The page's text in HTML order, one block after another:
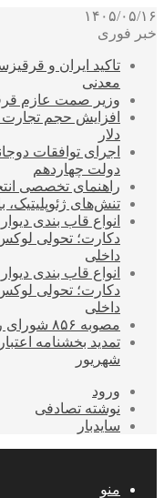
۱۴۰۵/۰۵/۱۶
خبر فوری
تاکید ایران و
معدنی
وزیر صمت عازم
دلار
اجرای توافقات
دولت چهاردهم
راهنمای تخصصی
تنش‌های ژئوپلیتیک،
انواع قاب بندی
دکارت؛ تحولی
داخلی
انواع قاب بندی
دکارت؛ تحولی
داخلی
مصوبه ۸۵۶ شورای رقابت؛ این جاده یک‌طرفه است
شهریور
ورود
نوشته تصادفی
سایدبار
منو